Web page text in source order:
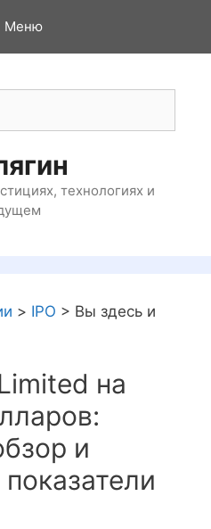
Меню
технологиях и
> IPO > Вы здесь и
на
и